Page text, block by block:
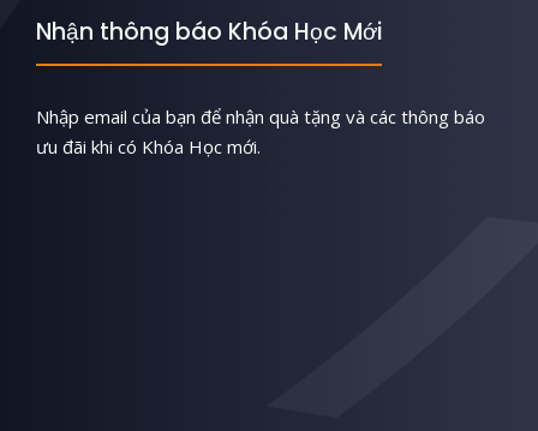
Nhận thông báo Khóa Học Mới
Nhập email của bạn để nhận quà tặng và các thông báo
ưu đãi khi có Khóa Học mới.